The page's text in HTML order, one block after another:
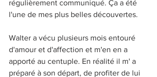
régulièrement communiqué. Ça a été
l'une de mes plus belles découvertes.
Walter a vécu plusieurs mois entouré
d'amour et d'affection et m'en en a
apporté au centuple. En réalité il m' a
préparé à son départ, de profiter de lui